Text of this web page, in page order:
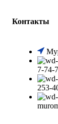
Контакты
7-74-
253-